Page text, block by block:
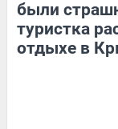
были
туристка
отдыхе в